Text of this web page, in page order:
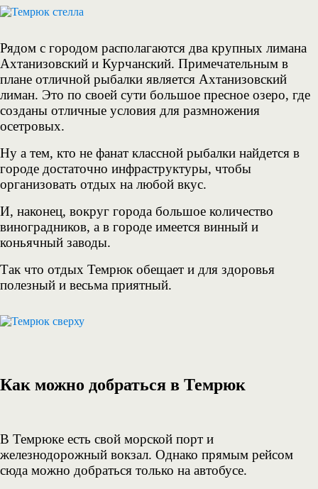
Рядом с городом располагаются два крупных лимана
Ахтанизовский и Курчанский. Примечательным в
плане отличной рыбалки является Ахтанизовский
лиман. Это по своей сути большое пресное озеро, где
созданы отличные условия для размножения
осетровых.
Ну а тем, кто не фанат классной рыбалки найдется в
городе достаточно инфраструктуры, чтобы
организовать отдых на любой вкус.
И, наконец, вокруг города большое количество
виноградников, а в городе имеется винный и
коньячный заводы.
Так что отдых Темрюк обещает и для здоровья
полезный и весьма приятный.
Как можно добраться в Темрюк
В Темрюке есть свой морской порт и
железнодорожный вокзал. Однако прямым рейсом
сюда можно добраться только на автобусе.